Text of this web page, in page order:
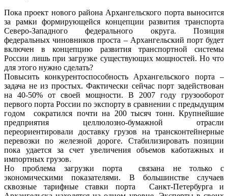
Пока проект нового района Архангельского порта выносится
за рамки формирующейся концепции развития транспорта
Северо-Западного федерального округа. Позиция
федеральных чиновников проста – Архангельский порт будет
включен в концепцию развития транспортной системы
России лишь при загрузке существующих мощностей. Но что
для этого нужно сделать?
Повысить конкурентоспособность Архангельского порта –
задача не из простых. Фактически сейчас порт задействован
на 40-50% от своей мощности. В 2007 году грузооборот
первого порта России по экспорту в сравнении с предыдущим
годом сократился почти на 200 тысяч тонн. Крупнейшие
предприятия целлюлозно-бумажной отрасли
переориентировали доставку грузов на трансконтейнерные
перевозки по железной дороге. Стабилизировать позиции
пока удается за счет увеличения объемов каботажных и
импортных грузов.
Но проблема загрузки порта связана не только с
экономическими показателями. В большинстве случаев
сквозные тарифные ставки порта Санкт-Петербурга и